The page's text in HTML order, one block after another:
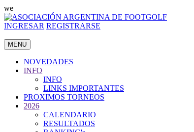
we
INGRESAR REGISTRARSE
MENU
NOVEDADES
INFO
INFO
LINKS IMPORTANTES
PROXIMOS TORNEOS
2026
CALENDARIO
RESULTADOS